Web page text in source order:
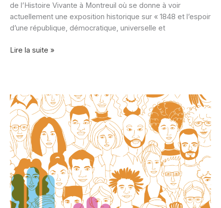
de l’Histoire Vivante à Montreuil où se donne à voir
actuellement une exposition historique sur « 1848 et l’espoir
d’une république, démocratique, universelle et
Théâtraliser
1848
Lire la suite »